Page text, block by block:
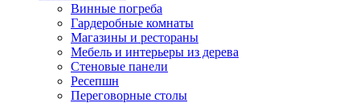
Винные погреба
Гардеробные комнаты
Магазины и рестораны
Мебель и интерьеры из дерева
Стеновые панели
Ресепшн
Переговорные столы